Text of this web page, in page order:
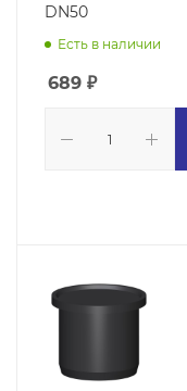
DN50
Есть в наличии
689 ₽